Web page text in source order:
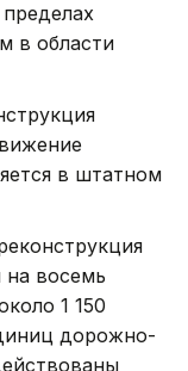
в области
в штатном
на восемь
1 150
дорожно-